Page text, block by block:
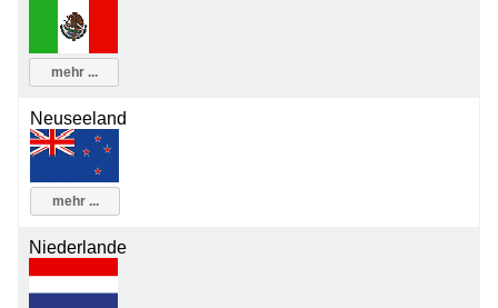
mehr ...
Neuseeland
mehr ...
Niederlande